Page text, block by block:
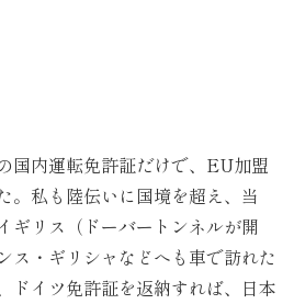
国内運転免許証だけで、EU加盟
。私も陸伝いに国境を超え、当
ギリス（ドーバートンネルが開
ス・ギリシャなどへも車で訪れた
ドイツ免許証を返納すれば、日本